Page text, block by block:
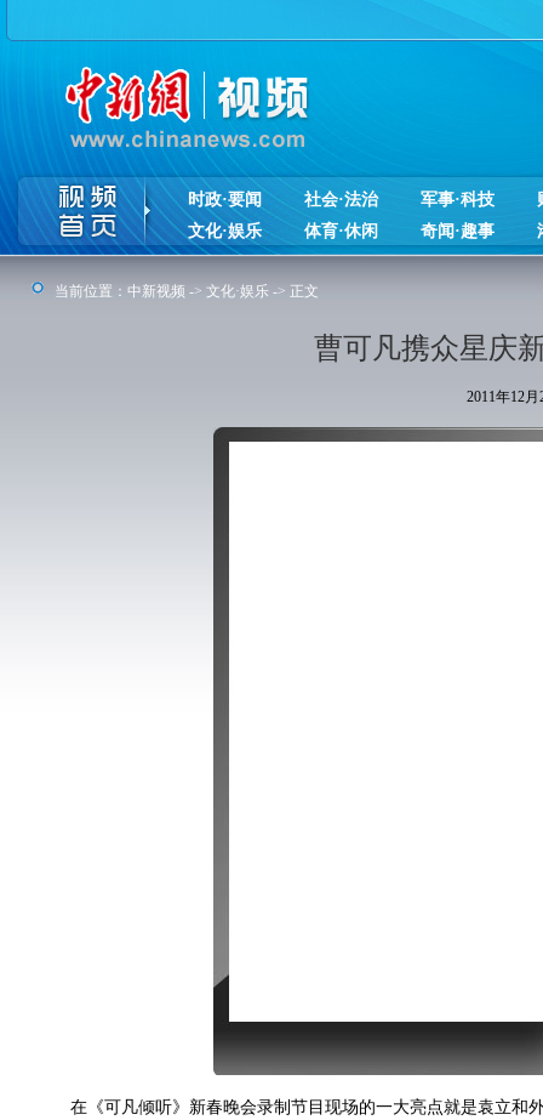
时政·要闻 社会·法治 军事·科技
文化·娱乐
体育·休闲 奇闻·趣事
当前位置： 中新视频 -> 文化·娱乐 -> 正文
曹可凡携众星庆
2011年12
在《可凡倾听》新春晚会录制节目现场的一大亮点就是袁立和